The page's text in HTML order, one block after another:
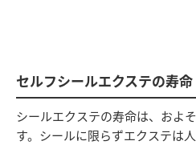
セルフシールエクステの寿命
シールエクステの寿命は、およ
す。シールに限らずエクステは